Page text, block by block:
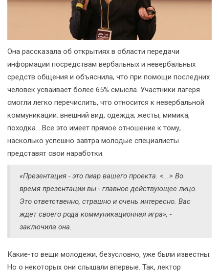
Она рассказала об открытиях в области передачи
информации посредствам вербальных и невербальных
средств общения и объяснила, что при помощи последних
человек усваивает более 65% смысла. Участники лагеря
смогли легко перечислить, что относится к невербальной
коммуникации: внешний вид, одежда, жесты, мимика,
походка... Все это имеет прямое отношение к тому,
насколько успешно завтра молодые специалисты
представят свои наработки.
«Презентация - это пиар вашего проекта. <...> Во
время презентации вы - главное действующее лицо.
Это ответственно, страшно и очень интересно. Вас
ждет своего рода коммуникационная игра», -
заключила она.
Какие-то вещи молодежи, безусловно, уже были известны.
Но о некоторых они слышали впервые. Так, лектор